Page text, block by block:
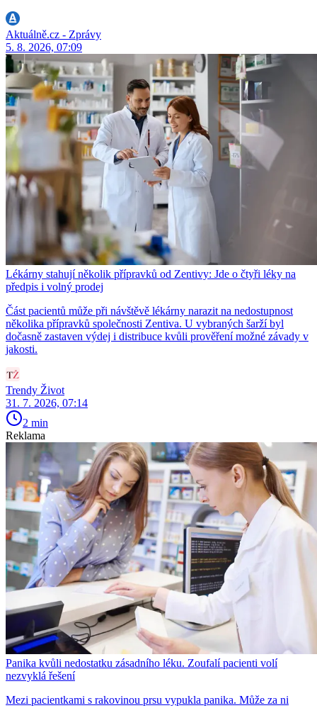
Aktuálně.cz - Zprávy
5. 8. 2026, 07:09
Lékárny stahují několik přípravků od Zentivy: Jde o čtyři léky na
předpis i volný prodej
Část pacientů může při návštěvě lékárny narazit na nedostupnost
několika přípravků společnosti Zentiva. U vybraných šarží byl
dočasně zastaven výdej i distribuce kvůli prověření možné závady v
jakosti.
Trendy Život
31. 7. 2026, 07:14
2 min
Reklama
Panika kvůli nedostatku zásadního léku. Zoufalí pacienti volí
nezvyklá řešení
Mezi pacientkami s rakovinou prsu vypukla panika. Může za ni